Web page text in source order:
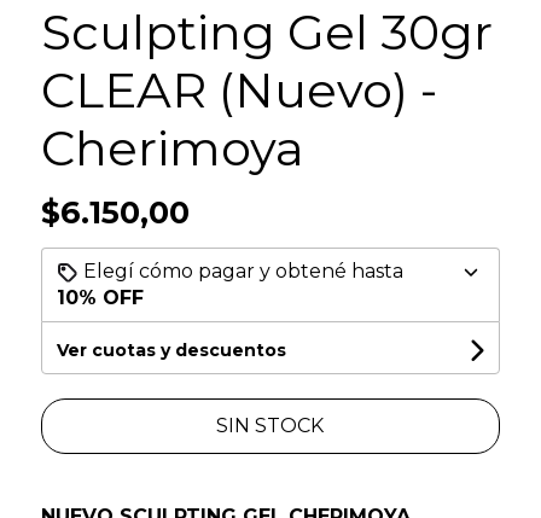
Sculpting Gel 30gr
CLEAR (Nuevo) -
Cherimoya
$6.150,00
Elegí cómo pagar y obtené hasta
10% OFF
Ver cuotas y descuentos
SIN STOCK